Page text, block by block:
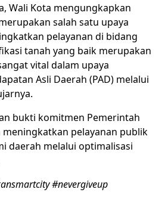
Wali Kota mengungkapkan
salah satu upaya
pelayanan di bidang
tanah yang baik merupakan
vital dalam upaya
Asli Daerah (PAD) melalui
bukti komitmen Pemerintah
meningkatkan pelayanan publik
daerah melalui optimalisasi
#nevergiveup